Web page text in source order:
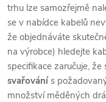
trhu lze samozřejmě
se v nabídce kabelů
že objednáváte
na výrobce) hledejte
specifikace zaručuje, že
svařovánís
množství měděných